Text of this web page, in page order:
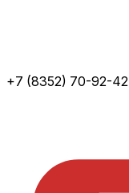
+7 (8352) 70-92-42